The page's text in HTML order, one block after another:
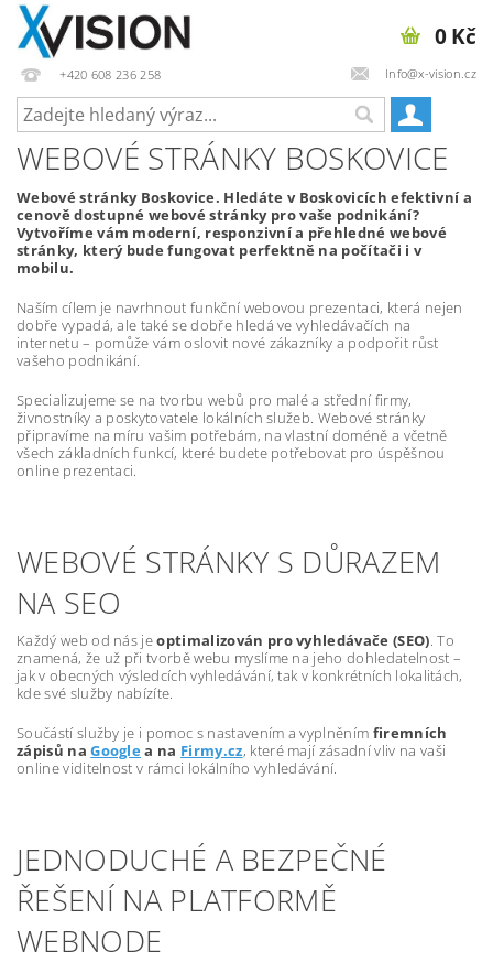
+420 608 236 258 Info@x-vision.cz
0 Kč
WEBOVÉ STRÁNKY BOSKOVICE
Webové stránky Boskovice. Hledáte v Boskovicích efektivní a
cenově dostupné webové stránky pro vaše podnikání?
Vytvoříme vám moderní, responzivní a přehledné webové
stránky, který bude fungovat perfektně na počítači i v
mobilu.
Naším cílem je navrhnout funkční webovou prezentaci, která nejen
dobře vypadá, ale také se dobře hledá ve vyhledávačích na
internetu – pomůže vám oslovit nové zákazníky a podpořit růst
vašeho podnikání.
Specializujeme se na tvorbu webů pro malé a střední firmy,
živnostníky a poskytovatele lokálních služeb. Webové stránky
připravíme na míru vašim potřebám, na vlastní doméně a včetně
všech základních funkcí, které budete potřebovat pro úspěšnou
online prezentaci.
WEBOVÉ STRÁNKY S DŮRAZEM
NA SEO
Každý web od nás jeoptimalizován pro vyhledávače (SEO). To
znamená, že už při tvorbě webu myslíme na jeho dohledatelnost –
jak v obecných výsledcích vyhledávání, tak v konkrétních lokalitách,
kde své služby nabízíte.
Součástí služby je i pomoc s nastavením a vyplněním firemních
zápisů naGooglea na Firmy.cz, které mají zásadní vliv na vaši
online viditelnost v rámci lokálního vyhledávání.
JEDNODUCHÉ A BEZPEČNÉ
ŘEŠENÍ NA PLATFORMĚ
WEBNODE